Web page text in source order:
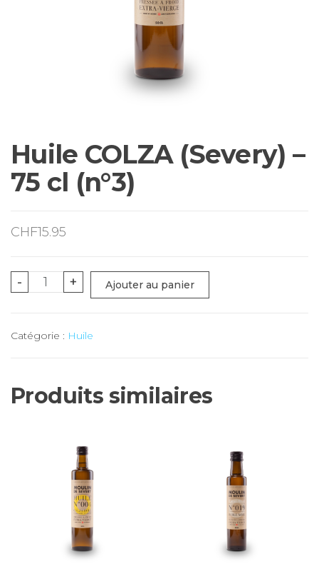
Huile COLZA (Severy) –
75 cl (n°3)
CHF15.95
-
quantité
COLZA
75
+ Ajouter au panier
Catégorie : Huile
Produits similaires